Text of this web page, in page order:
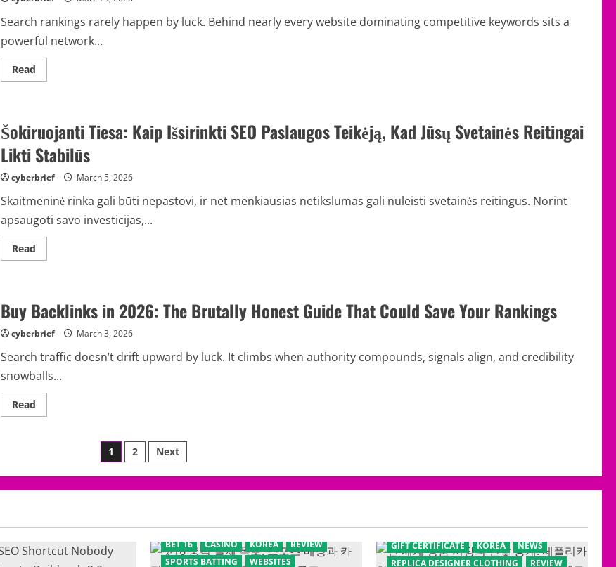
Marketers
Use
to
Build
Authority
Without
Risk
Search rankings rarely happen by luck. Behind nearly every website dominating competitive keywords sits a
powerful network...
ReadRead
more
Underground
SEO
Strategy
That
Can
Rocket
Rankings
(If
You
Do
It
the
Right
Šokiruojanti Tiesa: Kaip Išsirinkti SEO Paslaugos Teikėją, Kad Jūsų Svetainės Reitingai
Likti Stabilūs
cyberbrief March 5, 2026
Skaitmeninė rinka gali būti nepastovi, ir net menkiausias netikslumas gali nuleisti svetainės reitingus. Norint
apsaugoti savo investicijas,...
ReadRead
more
Išsirinkti
SEO
Paslaugos
Teikėją,
Jūsų
Reitingai
Stabilūs
Buy Backlinks in 2026: The Brutally Honest Guide That Could Save Your Rankings
cyberbrief March 3, 2026
Search traffic doesn’t drift upward by luck. It climbs when authority compounds, signals align, and credibility
snowballs...
ReadRead
more
Honest
Save
Rankings
Posts
pagination
1 2 Next
BET 16 CASINO KOREA
REVIEW
SPORTS BATTING
WEBSITES
GIFT CERTIFICATE KOREA
NEWS
REPLICA DESIGNER CLOTHING
REVIEW